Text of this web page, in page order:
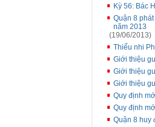
Kỳ 56: Bác
Quận 8
năm 2013
(19/06/2013)
Thiếu nhi
Giới thiệu
Giới thiệu
Giới thiệu
Quy định
Quy định
Quận 8 huy